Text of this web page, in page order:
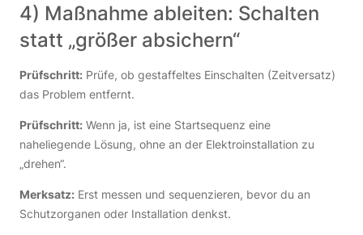
4) Maßnahme ableiten: Schalten
statt „größer absichern“
Prüfschritt: Prüfe, ob gestaffeltes Einschalten (Zeitversatz)
das Problem entfernt.
Prüfschritt: Wenn ja, ist eine Startsequenz eine
naheliegende Lösung, ohne an der Elektroinstallation zu
„drehen“.
Merksatz: Erst messen und sequenzieren, bevor du an
Schutzorganen oder Installation denkst.